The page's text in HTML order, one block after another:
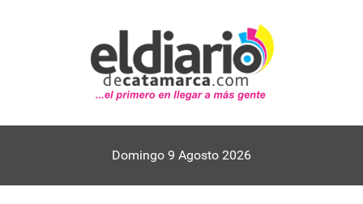
Domingo 9 Agosto 2026